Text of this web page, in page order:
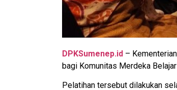
DPKSumenep.id –
bagi Komunitas Merdeka
Pelatihan tersebut dilakukan